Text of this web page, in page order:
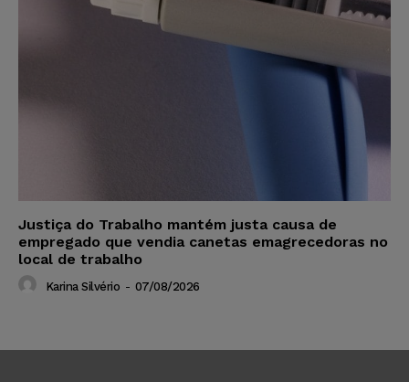
Justiça do Trabalho mantém justa causa de
empregado que vendia canetas emagrecedoras no
local de trabalho
Karina Silvério - 07/08/2026